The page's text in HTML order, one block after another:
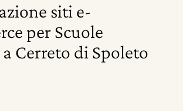
siti e-
per Scuole
Cerreto di Spoleto